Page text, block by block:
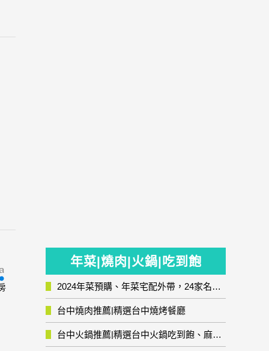
年菜|燒肉|火鍋|吃到飽
2024年菜預購、年菜宅配外帶，24家名店年菜推薦整理，圍爐輕鬆上菜團圓趣
台中燒肉推薦|精選台中燒烤餐廳
台中火鍋推薦|精選台中火鍋吃到飽、麻辣鍋、鴛鴦鍋、石頭火鍋、酸菜白肉鍋、海鮮鍋、燒酒雞、麻油雞、壽喜燒等熱門人氣火鍋店!